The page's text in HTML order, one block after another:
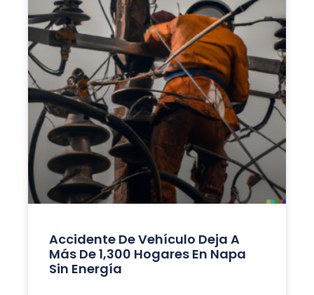
Accidente De Vehículo Deja A
Más De 1,300 Hogares En Napa
Sin Energía